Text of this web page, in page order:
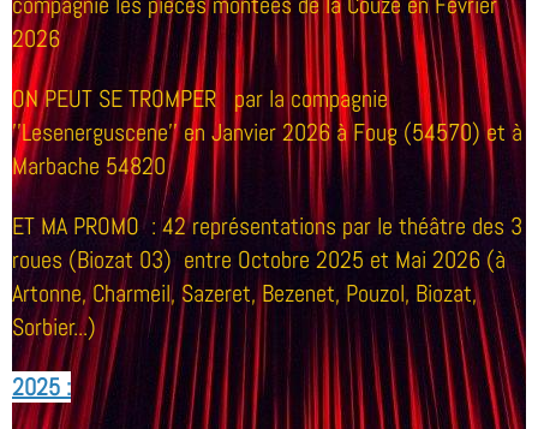
2026
ON PEUT SE TROMPER par la compagnie
''Lesenerguscene'' en Janvier 2026 à Foug (54570) et à
Marbache 54820
ET MA PROMO : 42 représentations par le théâtre des 3
roues (Biozat 03) entre Octobre 2025 et Mai 2026 (à
Artonne, Charmeil, Sazeret, Bezenet, Pouzol, Biozat,
Sorbier...)
2025 :